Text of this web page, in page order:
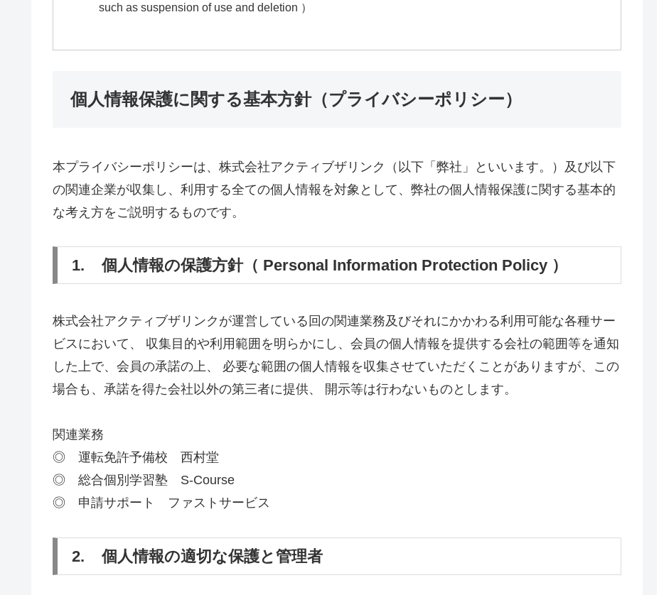
such as suspension of use and deletion ）
個人情報保護に関する基本方針（プライバシーポリシー）
本プライバシーポリシーは、株式会社アクティブザリンク（以下「弊社」といいます。）及び以下
の関連企業が収集し、利用する全ての個人情報を対象として、弊社の個人情報保護に関する基本的
な考え方をご説明するものです。
1. 個人情報の保護方針（ Personal Information Protection Policy ）
株式会社アクティブザリンクが運営している回の関連業務及びそれにかかわる利用可能な各種サー
ビスにおいて、 収集目的や利用範囲を明らかにし、会員の個人情報を提供する会社の範囲等を通知
した上で、会員の承諾の上、 必要な範囲の個人情報を収集させていただくことがありますが、この
場合も、承諾を得た会社以外の第三者に提供、 開示等は行わないものとします。
関連業務
◎ 運転免許予備校 西村堂
◎ 総合個別学習塾 S-Course
◎ 申請サポート ファストサービス
2. 個人情報の適切な保護と管理者